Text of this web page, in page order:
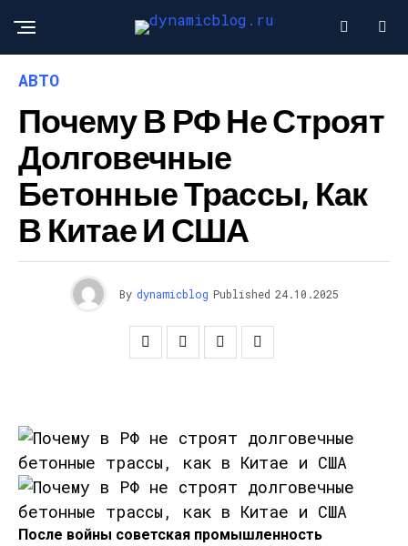
АВТО
Почему В РФ Не Строят
Долговечные
Бетонные Трассы, Как
В Китае И США
By dynamicblog Published 24.10.2025
После войны советская промышленность